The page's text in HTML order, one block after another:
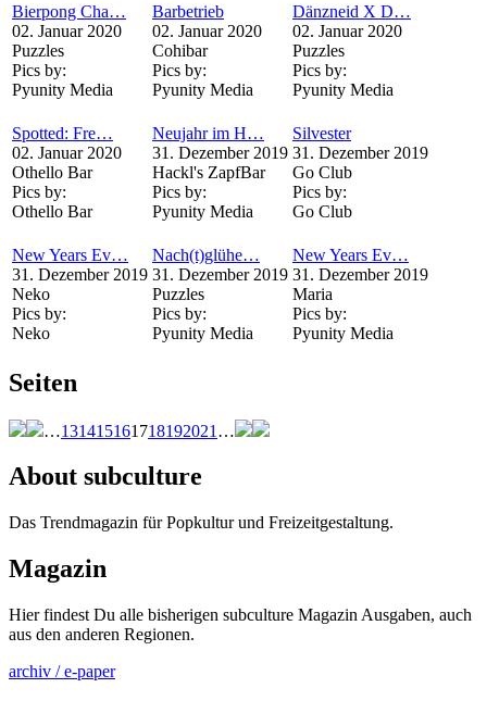
Bierpong Cha…
02. Januar 2020
Puzzles
Pics by:
Pyunity Media
Barbetrieb
02. Januar 2020
Cohibar
Pics by:
Pyunity Media
Dänzneid X D…
02. Januar 2020
Puzzles
Pics by:
Pyunity Media
Spotted: Fre…
02. Januar 2020
Othello Bar
Pics by:
Othello Bar
Neujahr im H…
31. Dezember 2019
Hackl's ZapfBar
Pics by:
Pyunity Media
Silvester
31. Dezember 2019
Go Club
Pics by:
Go Club
New Years Ev…
31. Dezember 2019
Neko
Pics by:
Neko
Nach(t)glühe…
31. Dezember 2019
Puzzles
Pics by:
Pyunity Media
New Years Ev…
31. Dezember 2019
Maria
Pics by:
Pyunity Media
Seiten
…131415161718192021 …
About subculture
Das Trendmagazin für Popkultur und Freizeitgestaltung.
Magazin
Hier findest Du alle bisherigen subculture Magazin Ausgaben, auch
aus den anderen Regionen.
archiv / e-paper